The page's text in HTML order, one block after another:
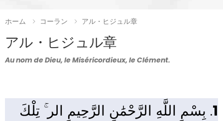
ホーム コーラン アル・ヒジュル章
アル・ヒジュル章
Au nom de Dieu, le Miséricordieux, le Clément.
1. بِسْمِ اللَّهِ الرَّحْمَٰنِ الرَّحِيمِ الر ۚ تِلْكَ